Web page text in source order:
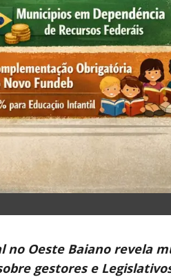
no Oeste Baiano revela
gestores e